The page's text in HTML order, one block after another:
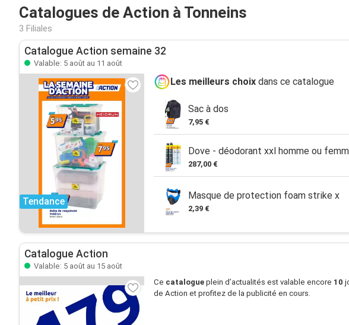
Catalogues de Action à Tonneins
3 Filiales
Catalogue Action semaine 32
Valable: 5 août au 11 août
Tendance
Les meilleurs choix dans ce catalogue
Sac à dos
7,95 €
Dove - déodorant xxl homme ou
287,00 €
Masque de protection foam strike x
2,39 €
Catalogue Action
Valable: 5 août au 15 août
Ce catalogue plein d’actualités est valable encore 10
de Action et profitez de la publicité en cours.